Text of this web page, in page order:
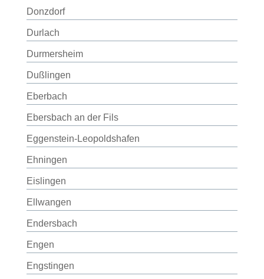
Donzdorf
Durlach
Durmersheim
Dußlingen
Eberbach
Ebersbach an der Fils
Eggenstein-Leopoldshafen
Ehningen
Eislingen
Ellwangen
Endersbach
Engen
Engstingen